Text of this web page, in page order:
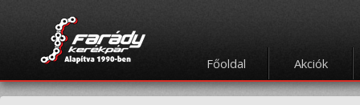
Főoldal Akciók